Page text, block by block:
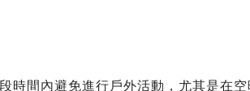
時間內避免進行戶外活動，尤其是在